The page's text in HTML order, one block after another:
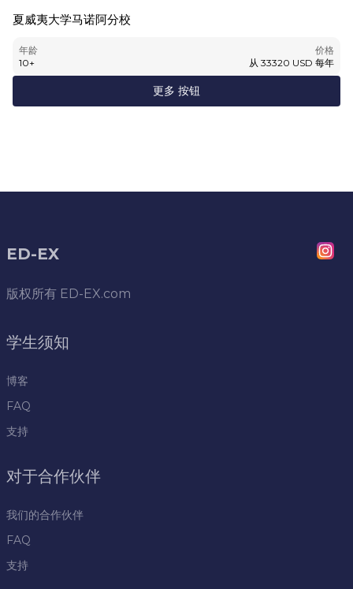
夏威夷大学马诺阿分校
年龄
10+
价格
从 33320 USD 每年
更多 按钮
ED-EX
版权所有 ED-EX.com
学生须知
博客
FAQ
支持
对于合作伙伴
我们的合作伙伴
FAQ
支持